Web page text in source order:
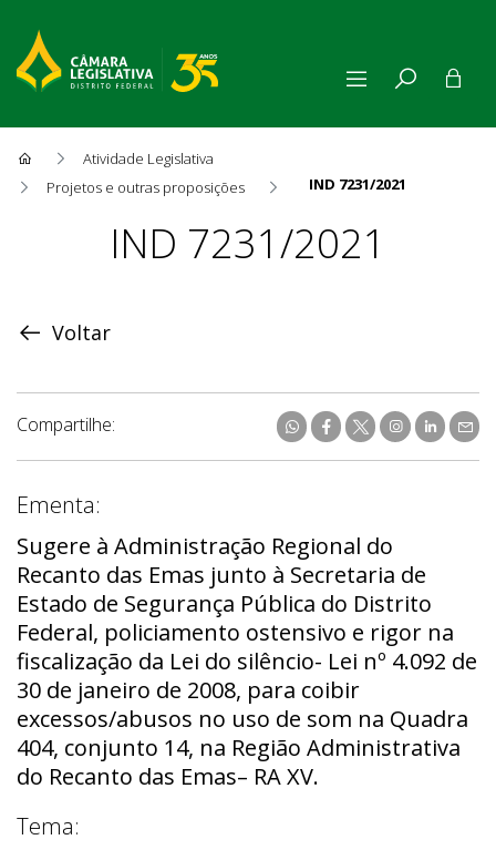
Atividade Legislativa
Projetos e outras proposições
IND 7231/2021
ProposiçãoIND 7231/2021
Voltar
Compartilhe:
Ementa:
Sugere à Administração Regional do
Recanto das Emas junto à Secretaria de
Estado de Segurança Pública do Distrito
Federal, policiamento ostensivo e rigor na
fiscalização da Lei do silêncio- Lei nº 4.092 de
30 de janeiro de 2008, para coibir
excessos/abusos no uso de som na Quadra
404, conjunto 14, na Região Administrativa
do Recanto das Emas– RA XV.
Tema: